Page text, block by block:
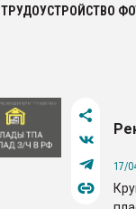
ТРУДОУСТРОЙСТВО
17/